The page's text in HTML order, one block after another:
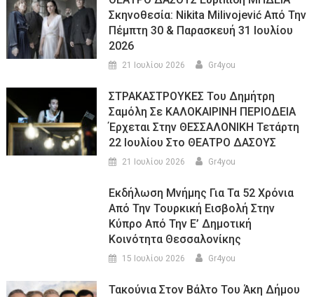
Σκηνοθεσία: Nikita Milivojević Από Την
Πέμπτη 30 & Παρασκευή 31 Ιουλίου
2026
21 Ιουλίου 2026 Gr4you
ΣΤΡΑΚΑΣΤΡΟΥΚΕΣ Του Δημήτρη
Σαμόλη Σε ΚΑΛΟΚΑΙΡΙΝΗ ΠΕΡΙΟΔΕΙΑ
Έρχεται Στην ΘΕΣΣΑΛΟΝΙΚΗ Τετάρτη
22 Ιουλίου Στο ΘΕΑΤΡΟ ΔΑΣΟΥΣ
21 Ιουλίου 2026 Gr4you
Εκδήλωση Μνήμης Για Τα 52 Χρόνια
Από Την Τουρκική Εισβολή Στην
Κύπρο Από Την Ε’ Δημοτική
Κοινότητα Θεσσαλονίκης
15 Ιουλίου 2026 Gr4you
Τακούνια Στον Βάλτο Του Άκη Δήμου